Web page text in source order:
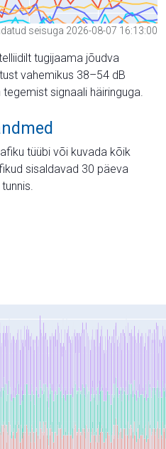
seisuga 2026-08-07 16:13:00
tugijaama jõudva
vahemikus 38–54 dB
signaali häiringuga.
tüübi või kuvada kõik
sisaldavad 30 päeva